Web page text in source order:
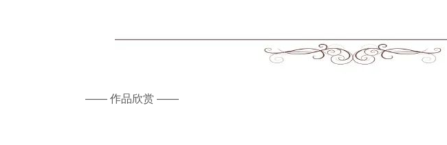
—— 作品欣赏 ——